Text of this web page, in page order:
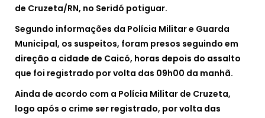
de Cruzeta/RN, no Seridó potiguar.
Segundo informações da Polícia Militar e Guarda
Municipal, os suspeitos, foram presos seguindo em
direção a cidade de Caicó, horas depois do assalto
que foi registrado por volta das 09h00 da manhã.
Ainda de acordo com a Polícia Militar de Cruzeta,
logo após o crime ser registrado, por volta das